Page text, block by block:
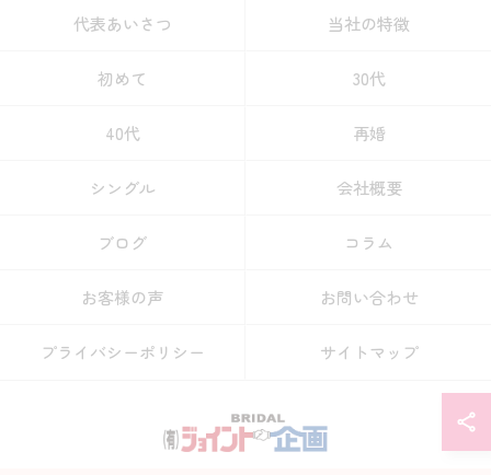
代表あいさつ 当社の特徴
初めて 30代
40代 再婚
シングル 会社概要
ブログ コラム
お客様の声 お問い合わせ
プライバシーポリシー サイトマップ